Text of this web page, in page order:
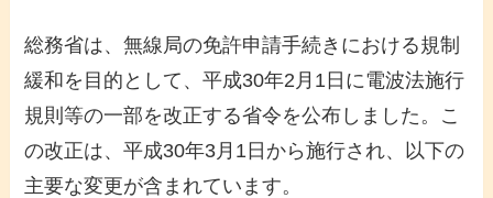
総務省は、無線局の免許申請手続きにおける規制
緩和を目的として、平成30年2月1日に電波法施行
規則等の一部を改正する省令を公布しました。こ
の改正は、平成30年3月1日から施行され、以下の
主要な変更が含まれています。